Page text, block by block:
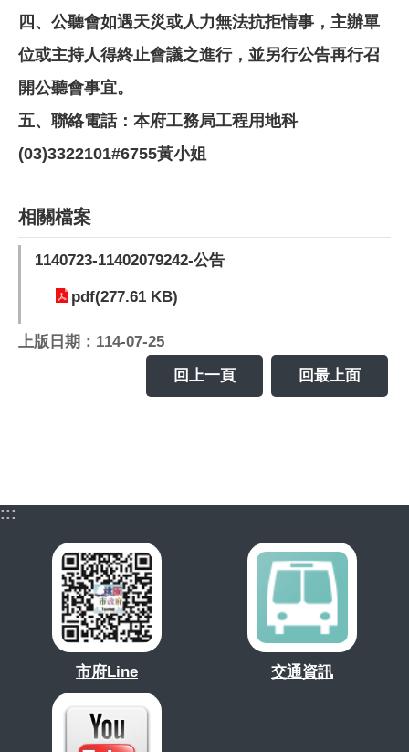
四、公聽會如遇天災或人力無法抗拒情事，主辦單
位或主持人得終止會議之進行，並另行公告再行召
開公聽會事宜。
五、聯絡電話：本府工務局工程用地科
(03)3322101#6755黃小姐
相關檔案
1140723-11402079242-公告
pdf(277.61 KB)
上版日期：114-07-25
回上一頁
回最上面
:::
市府Line 交通資訊